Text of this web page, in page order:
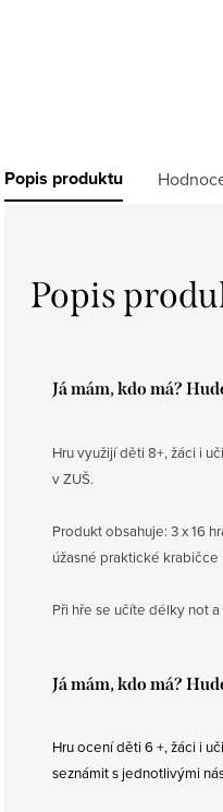
Popis produktu
Popis
Já mám, kdo má?
Hru využijí děti 8+, žáci i
v ZUŠ.
Produkt obsahuje: 3 x 16
úžasné praktické krabičce
Při hře se učíte délky not
Já mám, kdo má?
Hru ocení děti 6 +, žáci i
seznámit s jednotlivými